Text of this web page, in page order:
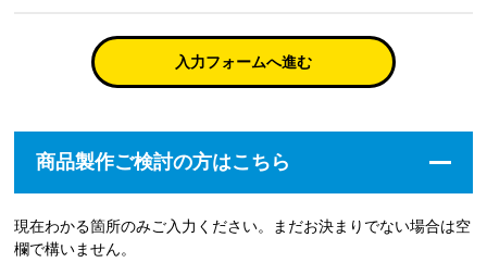
入力フォームへ進む
商品製作ご検討の方はこちら
現在わかる箇所のみご入力ください。まだお決まりでない場合は空
欄で構いません。